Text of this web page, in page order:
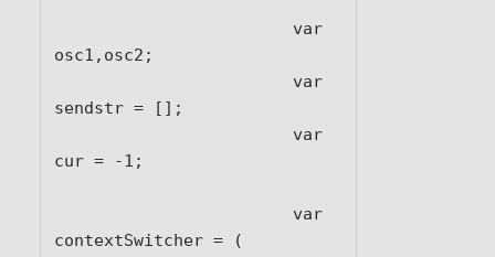
osc1,osc2;
sendstr = [];
cur = -1;
contextSwitcher = (